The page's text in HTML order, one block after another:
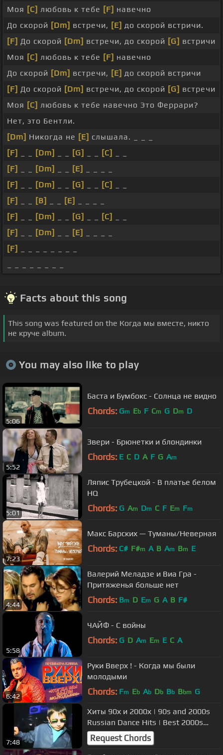
Моя [C] любовь к тебе [F] навечно
До скорой [Dm] встречи, [E] до скорой встричи.
[F] До скорой [Dm] встречи, до скорой [G] встричи
Моя [C] любовь к тебе [F] навечно
До скорой [Dm] встречи, [E] до скорой встричи
[F] До скорой [Dm] встречи, до скорой [G] встречи
Моя [C] любовь к тебе навечно Это Феррари?
Нет, это Бентли.
[Dm] Никогда не [E] слышала. _ _ _
[F]
[Dm] [G] [C]
[F]
[Dm] [E]
[F]
[Dm] [G] [C]
[F]
[B] [E]
[F]
[Dm] [G] [C]
[F]
[Dm] [E]
[F]
Facts about this song
This song was featured on the Когда мы вместе, никто
не круче album.
You may also like to play
5:06
Баста и Бумбокс - Солнца не видно
Chords: Gm Eb F Cm G Dm D
5:52
Звери - Брюнетки и блондинки
Chords: E C D A F G Am
5:01
Ляпис Трубецкой - В платье белом
HQ
Chords: G Am Dm C F Em Fm
7:23
Макс Барских — Туманы/Неверная
Chords: C# F#m A B Am Bm E
4:44
Валерий Меладзе и Виа Гра -
Притяженья больше нет
Chords: Bm D Em G A B F#
5:58
ЧАЙФ - С войны
Chords: G D Am Em E C A
6:42
Руки Вверх ! - Когда мы были
молодыми
Chords: Fm Eb Ab Db Bb Bbm G
7:48
Хиты 90х и 2000х | 90s and 2000s
Russian Dance Hits | Best 2000s
Music Hits
Request Chords